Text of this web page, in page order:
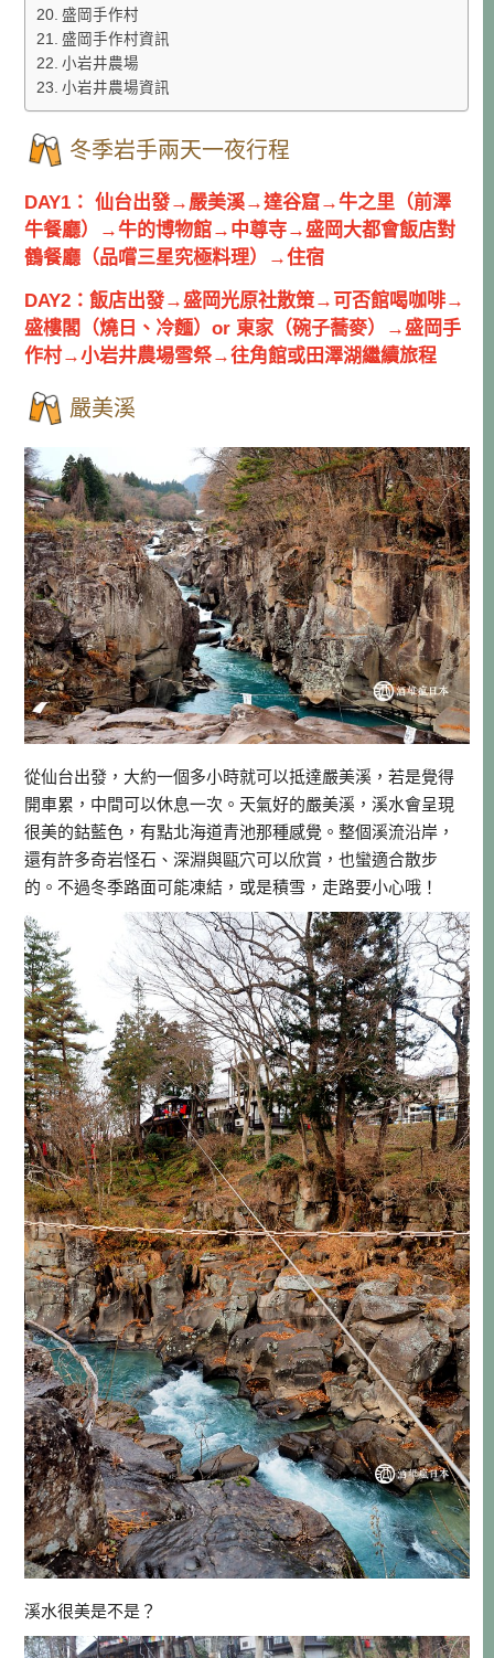
盛岡手作村
盛岡手作村資訊
小岩井農場
小岩井農場資訊
冬季岩手兩天一夜行程
DAY1： 仙台出發→嚴美溪→達谷窟→牛之里（前澤
牛餐廳）→牛的博物館→中尊寺→盛岡大都會飯店對
鶴餐廳（品嚐三星究極料理）→住宿
DAY2：飯店出發→盛岡光原社散策→可否館喝咖啡→
盛樓閣（燒日、冷麵）or 東家（碗子蕎麥）→盛岡手
作村→小岩井農場雪祭→往角館或田澤湖繼續旅程
嚴美溪
從仙台出發，大約一個多小時就可以抵達嚴美溪，若是覺得
開車累，中間可以休息一次。天氣好的嚴美溪，溪水會呈現
很美的鈷藍色，有點北海道青池那種感覺。整個溪流沿岸，
還有許多奇岩怪石、深淵與甌穴可以欣賞，也蠻適合散步
的。不過冬季路面可能凍結，或是積雪，走路要小心哦！
溪水很美是不是？